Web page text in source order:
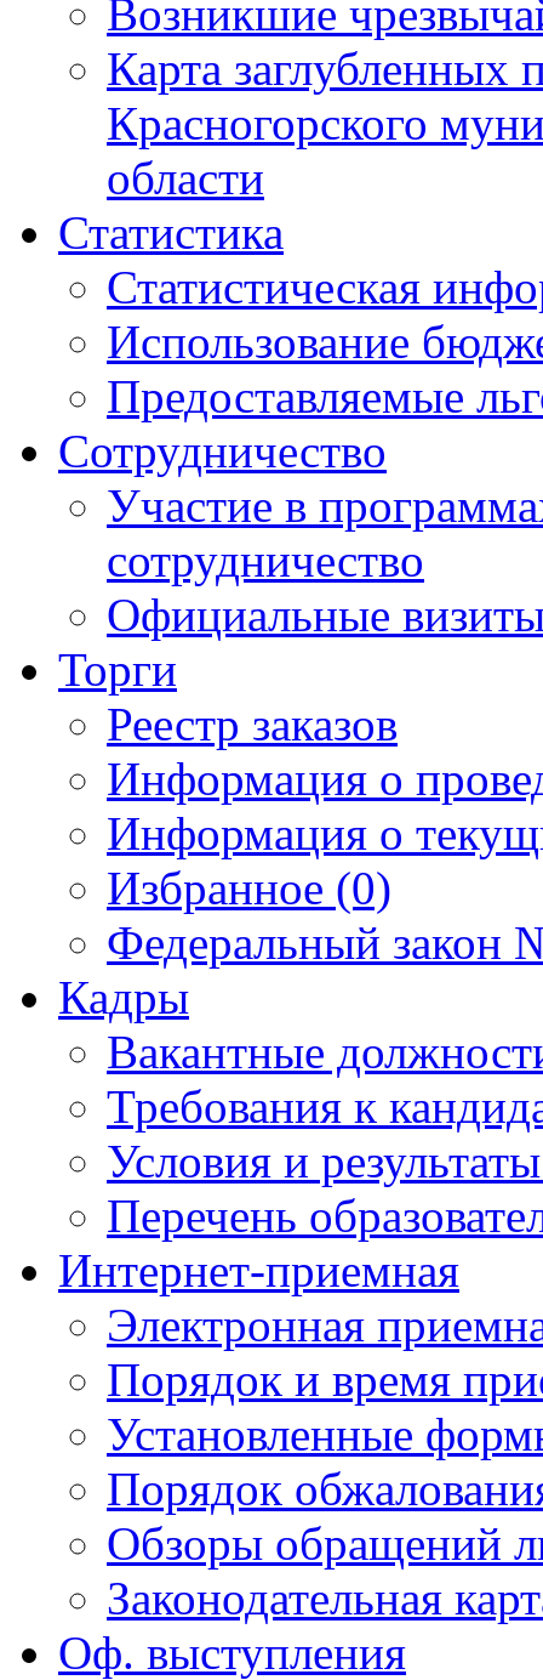
Возникшие
Карта
Красногорского
области
Статистика
Статистическая
Использование
Предоставляемые
Сотрудничество
Участие в
сотрудничество
Официальные
Торги
Реестр заказов
Информация о
Информация о
Избранное (0)
Федеральный закон
Кадры
Вакантные
Требования к
Условия и
Перечень
Интернет-приемная
Электронная
Порядок и время
Установленные
Порядок
Обзоры обращений
Законодательная
Оф. выступления